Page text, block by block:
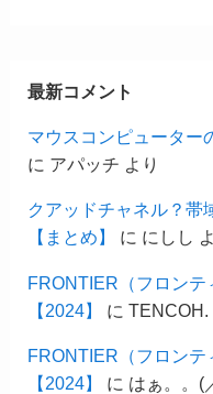
最新コメント
マウスコンピューター
に アパッチ より
クアッドチャネル？帯
【まとめ】
に にしし
FRONTIER（フロンテ
【2024】
に TENCOH.
FRONTIER（フロンテ
【2024】
に はぁ。。(